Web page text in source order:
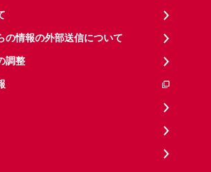
の情報の外部送信について
調整